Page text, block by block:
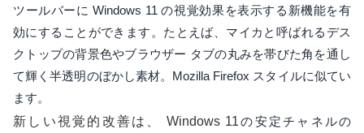
ツールバーに Windows 11 の視覚効果を表示する新機能を有
効にすることができます。たとえば、マイカと呼ばれるデス
クトップの背景色やブラウザー タブの丸みを帯びた角を通し
て輝く半透明のぼかし素材。Mozilla Firefox スタイルに似てい
ます。
新しい視覚的改善は、 Windows 11の安定チャネルの